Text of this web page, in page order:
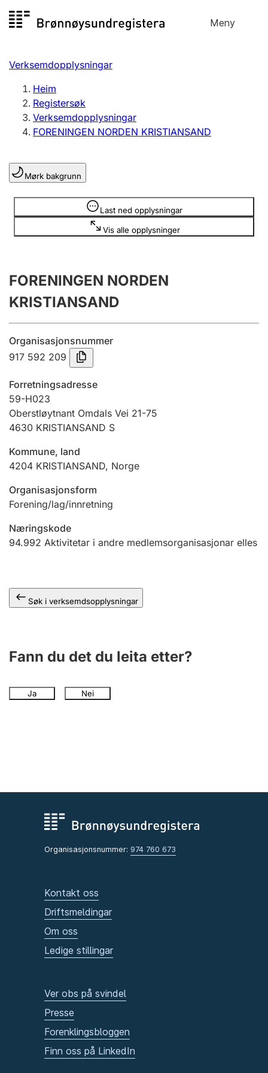
til
Meny
Registersøk
Aksjeselskap
Enkeltpersonføretak
Registrere, endre, slette
Lag og foreining
Registrere, endre, slette
Årsrekneskap
Innsending og forseinkingsgebyr
Tinglysing
Jeger
Betaling og jegeravgiftskort
Ektepaktrettleiaren
Andre tema
Verksemdopplysningar
Heim
Registersøk
Verksemdopplysningar
FORENINGEN NORDEN KRISTIANSAND
Mørk bakgrunn
Last ned opplysningar
Vis alle opplysninger
Opplysninger er skjult
FORENINGEN NORDEN
KRISTIANSAND
Organisasjonsnummer
917 592 209
Forretningsadresse
59-H023
Oberstløytnant Omdals Vei 21-75
4630 KRISTIANSAND S
Kommune, land
4204 KRISTIANSAND, Norge
Organisasjonsform
Forening/lag/innretning
Næringskode
94.992 Aktivitetar i andre medlemsorganisasjonar elles
Søk i verksemdsopplysningar
Fann du det du leita etter?
Ja Nei
Organisasjonsnummer: 974 760 673
Kontakt oss
Driftsmeldingar
Om oss
Ledige stillingar
Ver obs på svindel
Presse
Forenklingsbloggen
Finn oss på LinkedIn